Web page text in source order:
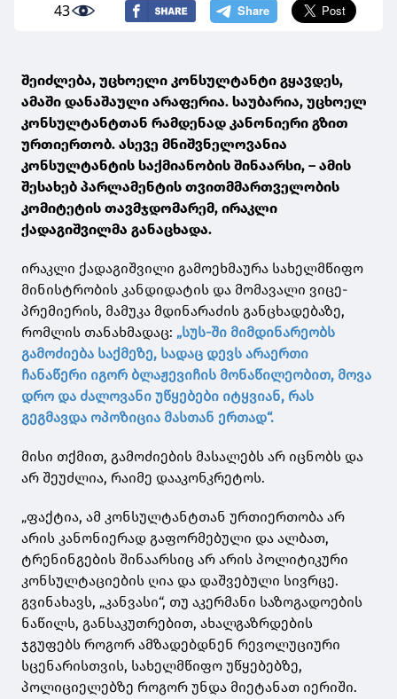
43
შეიძლება, უცხოელი კონსულტანტი გყავდეს,
ამაში დანაშაული არაფერია. საუბარია, უცხოელ
კონსულტანტთან რამდენად კანონიერი გზით
ურთიერთობ. ასევე მნიშვნელოვანია
კონსულტანტის საქმიანობის შინაარსი, – ამის
შესახებ პარლამენტის თვითმმართველობის
კომიტეტის თავმჯდომარემ, ირაკლი
ქადაგიშვილმა განაცხადა.
ირაკლი ქადაგიშვილი გამოეხმაურა სახელმწიფო
მინისტრობის კანდიდატის და მომავალი ვიცე-
პრემიერის, მამუკა მდინარაძის განცხადებაზე,
რომლის თანახმადაც: „სუს-ში მიმდინარეობს
გამოძიება საქმეზე, სადაც დევს არაერთი
ჩანაწერი იგორ ბლაჟევიჩის მონაწილეობით, მოვა
დრო და ძალოვანი უწყებები იტყვიან, რას
გეგმავდა ოპოზიცია მასთან ერთად“.
მისი თქმით, გამოძიების მასალებს არ იცნობს და
არ შეუძლია, რაიმე დააკონკრეტოს.
„ფაქტია, ამ კონსულტანტთან ურთიერთობა არ
არის კანონიერად გაფორმებული და ალბათ,
ტრენინგების შინაარსიც არ არის პოლიტიკური
კონსულტაციების ღია და დაშვებული სივრცე.
გვინახავს, „კანვასი“, თუ აკერმანი საზოგადოების
ნაწილს, განსაკუთრებით, ახალგაზრდების
ჯგუფებს როგორ ამზადებდნენ რევოლუციური
სცენარისთვის, სახელმწიფო უწყებებზე,
პოლიციელებზე როგორ უნდა მიეტანათ იერიში.